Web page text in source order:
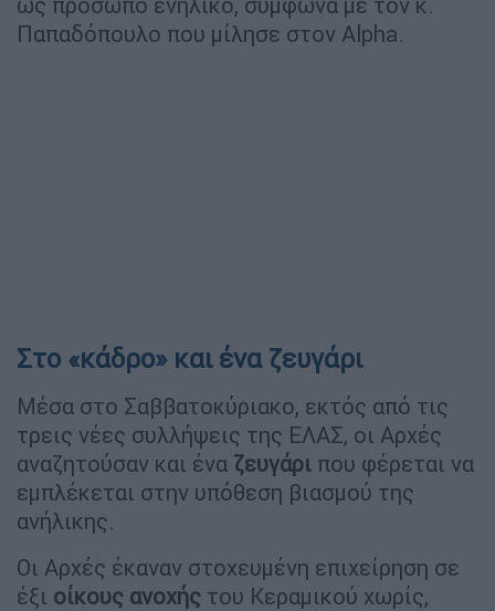
Παπαδόπουλο που μίλησε στον Alpha.
Στο «κάδρο» και ένα ζευγάρι
Μέσα στο Σαββατοκύριακο, εκτός από τις
τρεις νέες συλλήψεις της ΕΛΑΣ, οι Αρχές
αναζητούσαν και ένα ζευγάρι που φέρεται να
εμπλέκεται στην υπόθεση βιασμού της
ανήλικης.
Οι Αρχές έκαναν στοχευμένη επιχείρηση σε
έξι οίκους ανοχής του Κεραμικού χωρίς,